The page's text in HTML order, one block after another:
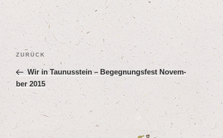
Beitragsnavigation
Vorheriger
Beitrag
ZURÜCK
Wir in Tau­nus­stein – Begeg­nungs­fest Novem­
ber 2015